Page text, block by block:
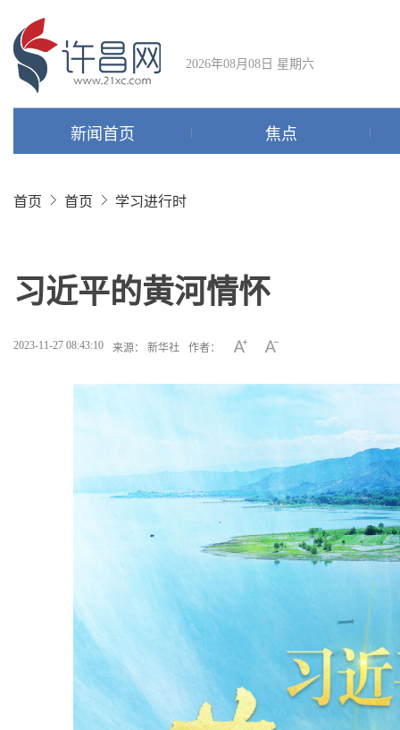
2026年08月08日 星期六
新闻首页 焦点
首页 首页 学习进行时
习近平的黄河情怀
2023-11-27 08:43:10 来源： 新华社 作者：